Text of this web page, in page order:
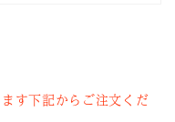
す下記からご注文くだ